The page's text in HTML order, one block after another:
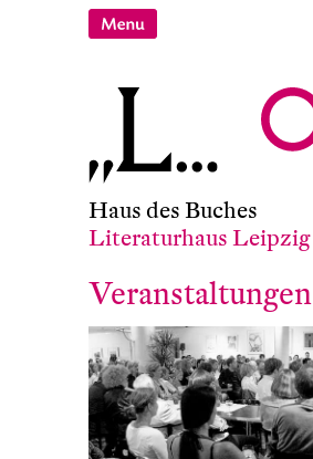
Haus des Buches
Literaturhaus Leipzig
Veranstaltungen